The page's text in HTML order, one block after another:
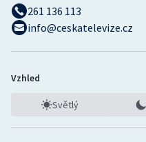
261 136 113
info@ceskatelevize.cz
Vzhled
Světlý